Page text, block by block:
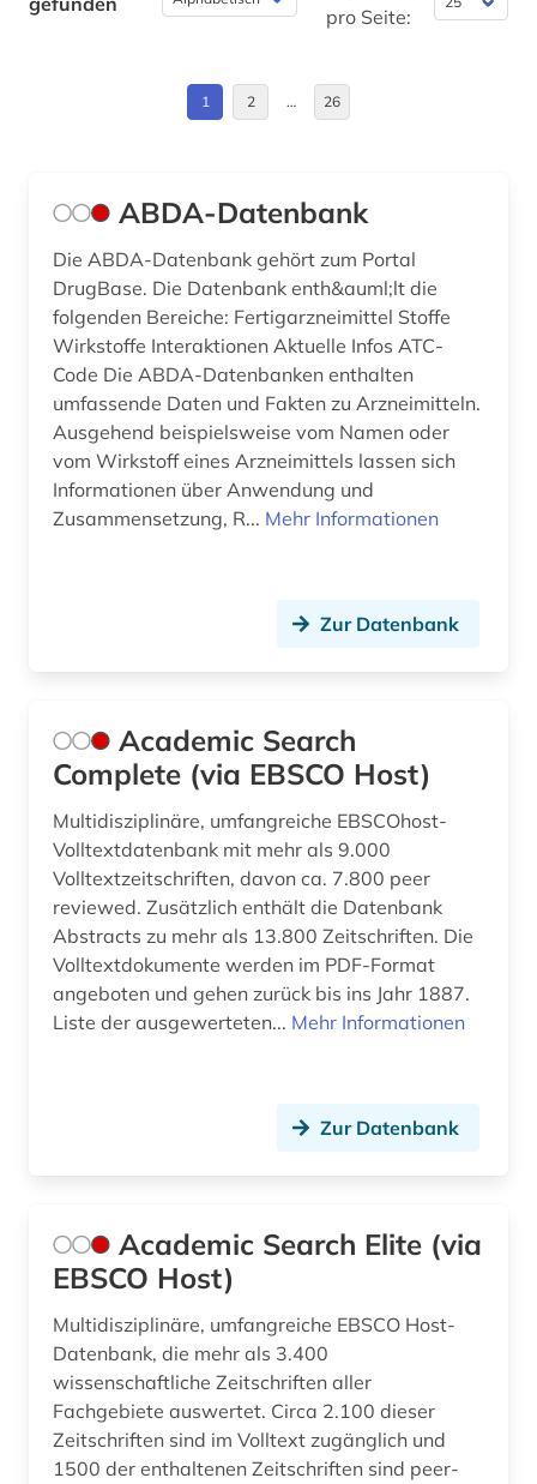
arzneimittelwechselwirkung (2)
arzneistoffe (4)
astronomie (4)
astronomy and astrophysics (1)
astrophysik (1)
atmosphäre (1)
audiovisuelle medien (2)
automatisierung (1)
azofarbstoff (1)
bat-wert (1)
bau (1)
bautechnik (1)
bedarfsgegenstand (1)
behandlung (1)
behringwerke (1)
bibliographie (4)
bibliothekskatalog plus (1)
bildverarbeitung (1)
binäre legierung (2)
pro Seite:
1 2 … 26
ABDA-Datenbank
Die ABDA-Datenbank gehört zum Portal
DrugBase. Die Datenbank enth&auml;lt die
folgenden Bereiche: Fertigarzneimittel Stoffe
Wirkstoffe Interaktionen Aktuelle Infos ATC-
Code Die ABDA-Datenbanken enthalten
umfassende Daten und Fakten zu Arzneimitteln.
Ausgehend beispielsweise vom Namen oder
vom Wirkstoff eines Arzneimittels lassen sich
Informationen über Anwendung und
Zusammensetzung, R... Mehr Informationen
Zur Datenbank
Academic Search
Complete (via EBSCO Host)
Multidisziplinäre, umfangreiche EBSCOhost-
Volltextdatenbank mit mehr als 9.000
Volltextzeitschriften, davon ca. 7.800 peer
reviewed. Zusätzlich enthält die Datenbank
Abstracts zu mehr als 13.800 Zeitschriften. Die
Volltextdokumente werden im PDF-Format
angeboten und gehen zurück bis ins Jahr 1887.
Liste der ausgewerteten... Mehr Informationen
Zur Datenbank
Academic Search Elite (via
EBSCO Host)
Multidisziplinäre, umfangreiche EBSCO Host-
Datenbank, die mehr als 3.400
wissenschaftliche Zeitschriften aller
Fachgebiete auswertet. Circa 2.100 dieser
Zeitschriften sind im Volltext zugänglich und
1500 der enthaltenen Zeitschriften sind peer-